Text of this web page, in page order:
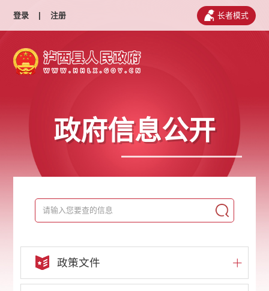
登录 | 注册 长者模式
政府信息公开
政策文件